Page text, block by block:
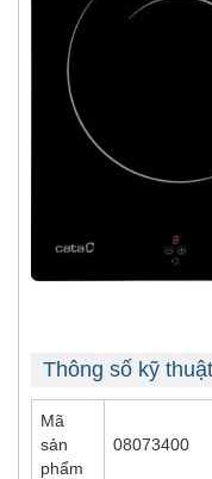
Thông số kỹ
Mã
sản
phẩm
08073400